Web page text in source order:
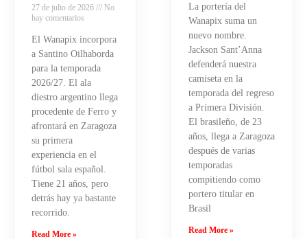
27 de julio de 2026
No
hay comentarios
El Wanapix incorpora
a Santino Oilhaborda
para la temporada
2026/27. El ala
diestro argentino llega
procedente de Ferro y
afrontará en Zaragoza
su primera
experiencia en el
fútbol sala español.
Tiene 21 años, pero
detrás hay ya bastante
recorrido.
Read More »
La portería del
Wanapix suma un
nuevo nombre.
Jackson Sant’Anna
defenderá nuestra
camiseta en la
temporada del regreso
a Primera División.
El brasileño, de 23
años, llega a Zaragoza
después de varias
temporadas
compitiendo como
portero titular en
Brasil
Read More »